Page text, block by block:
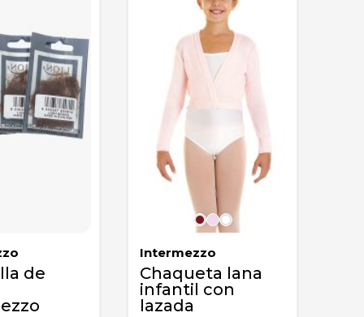
de
Intermezzo
Chaqueta lana
infantil con
lazada